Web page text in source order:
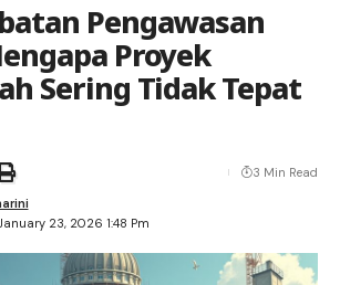
Pengawasan
Proyek
Sering Tidak Tepat
23, 2026 1:48 Pm
3 Min Read